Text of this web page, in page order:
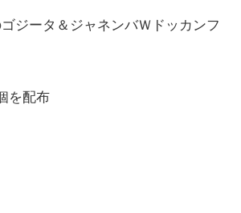
ジータ＆ジャネンバＷドッカンフ
を配布